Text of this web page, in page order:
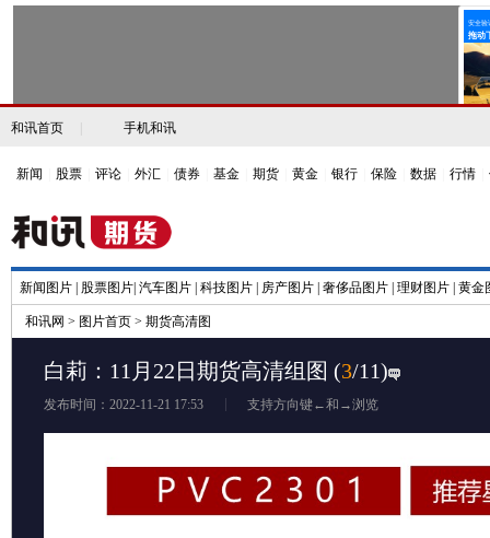
和讯首页 手机和讯
新闻 股票 评论 外汇 债券 基金 期货 黄金 银行 保险 数据 行情
新闻图片 股票图片 汽车图片 科技图片 房产图片 奢侈品图片 理财图片 黄金
和讯网 > 图片首页 > 期货高清图
白莉：11月22日期货高清组图 (3/11)
发布时间：2022-11-21 17:53 支持方向键←和→浏览